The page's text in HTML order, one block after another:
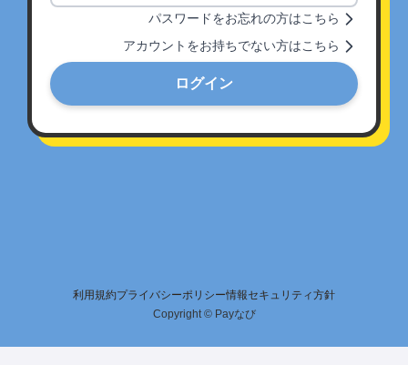
パスワードをお忘れの方はこちら
アカウントをお持ちでない方はこちら
ログイン
利用規約プライバシーポリシー情報セキュリティ方針
Copyright © Payなび